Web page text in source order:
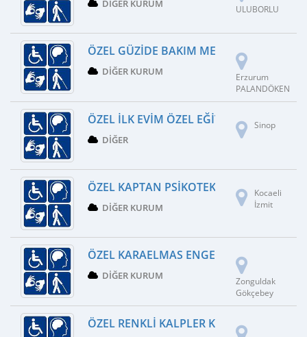
DIĞER KURUM
ULUBORLU
ÖZEL GÜZIDE BAKIM MERKEZI
DIĞER KURUM
Erzurum
PALANDÖKEN
ÖZEL İLK EVIM ÖZEL EĞITIM VE REH.
DIĞER
Sinop
ÖZEL KAPTAN PSIKOTEKNIK
DIĞER KURUM
Kocaeli
İzmit
ÖZEL KARAELMAS ENGELLI BAKIM
DIĞER KURUM
Zonguldak
Gökçebey
ÖZEL RENKLI KALPLER KREŞ VE GÜNDÜZ